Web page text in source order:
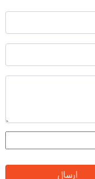
ارسال